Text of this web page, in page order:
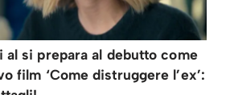
al si prepara al debutto come
film ‘Come distruggere l’ex’: